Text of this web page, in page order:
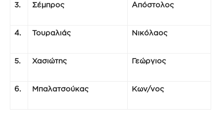
3. Σέμπρος Απόστολος
4. Τουραλιάς Νικόλαος
5. Χασιώτης Γεώργιος
6. Μπαλατσούκας Κων/νος